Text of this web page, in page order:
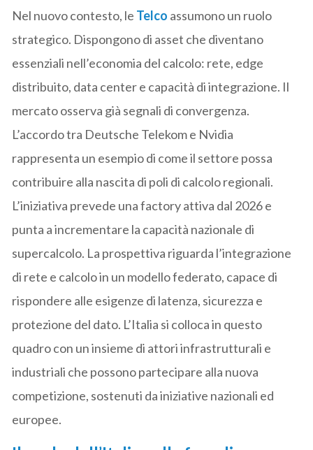
Nel nuovo contesto, le Telco assumono un ruolo
strategico. Dispongono di asset che diventano
essenziali nell’economia del calcolo: rete, edge
distribuito, data center e capacità di integrazione. Il
mercato osserva già segnali di convergenza.
L’accordo tra Deutsche Telekom e Nvidia
rappresenta un esempio di come il settore possa
contribuire alla nascita di poli di calcolo regionali.
L’iniziativa prevede una factory attiva dal 2026 e
punta a incrementare la capacità nazionale di
supercalcolo. La prospettiva riguarda l’integrazione
di rete e calcolo in un modello federato, capace di
rispondere alle esigenze di latenza, sicurezza e
protezione del dato. L’Italia si colloca in questo
quadro con un insieme di attori infrastrutturali e
industriali che possono partecipare alla nuova
competizione, sostenuti da iniziative nazionali ed
europee.